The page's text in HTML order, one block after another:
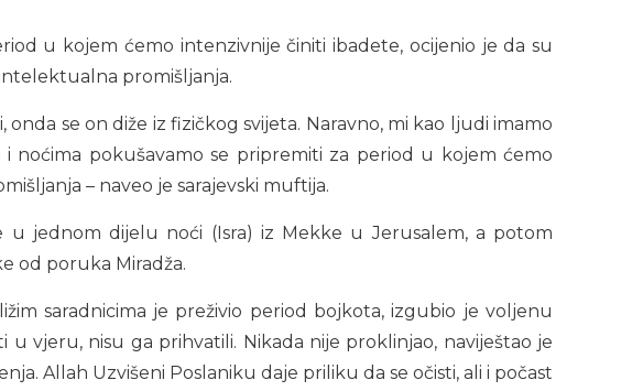
u kojem ćemo intenzivnije činiti ibadete, ocijenio je da su
promišljanja.
se on diže iz fizičkog svijeta. Naravno, mi kao ljudi imamo
noćima pokušavamo se pripremiti za period u kojem ćemo
– naveo je sarajevski muftija.
jednom dijelu noći (Isra) iz Mekke u Jerusalem, a potom
od poruka Miradža.
saradnicima je preživio period bojkota, izgubio je voljenu
vjeru, nisu ga prihvatili. Nikada nije proklinjao, naviještao je
Allah Uzvišeni Poslaniku daje priliku da se očisti, ali i počast